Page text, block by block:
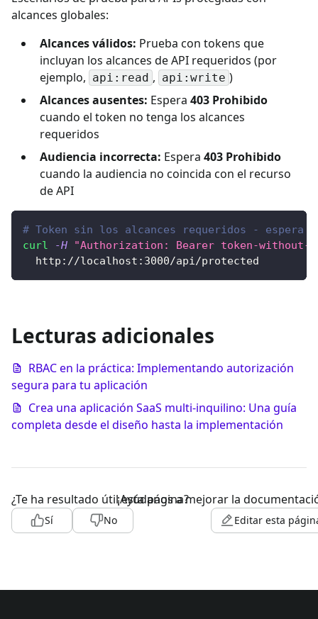
alcances globales:
Alcances válidos: Prueba con tokens que
incluyan los alcances de API requeridos (por
ejemplo, api:read , api:write )
Alcances ausentes: Espera 403 Prohibido
cuando el token no tenga los alcances
requeridos
Audiencia incorrecta: Espera 403 Prohibido
cuando la audiencia no coincida con el recurso
de API
# Token sin los alcances requeridos - espera
curl
-H
"Authorization: Bearer token-without-
  http://localhost:3000/api/protected
Lecturas adicionales
RBAC en la práctica: Implementando autorización
segura para tu aplicación
Crea una aplicación SaaS multi-inquilino: Una guía
completa desde el diseño hasta la implementación
¿Te ha resultado útil esta página?
Sí No
¡Ayúdanos a mejorar la
Editar esta